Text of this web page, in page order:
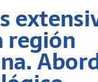
región